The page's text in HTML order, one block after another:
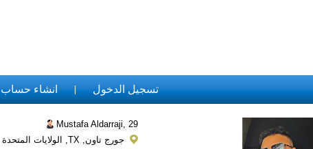
انشاء حساب تسجيل الدخول
Mustafa Aldarraji, 29
جورج تاون, TX, الولايات المتحدة